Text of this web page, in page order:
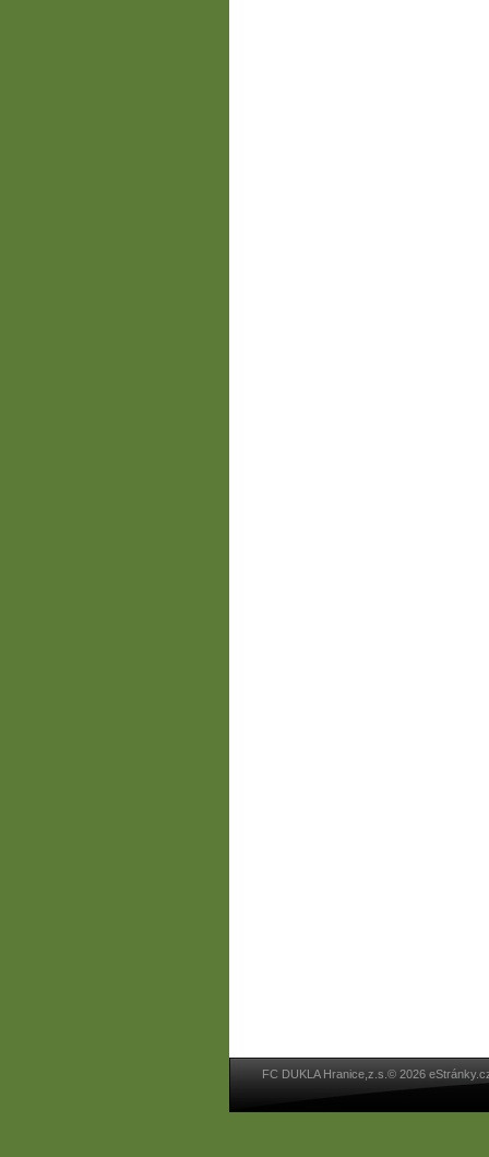
FC DUKLA Hranice,z.s.© 2026